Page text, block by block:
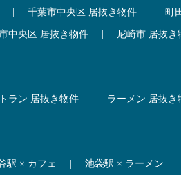
千葉市中央区 居抜き物件 町
中央区 居抜き物件 尼崎市 居抜き
ラン 居抜き物件 ラーメン 居抜き
駅 × カフェ 池袋駅 × ラーメン